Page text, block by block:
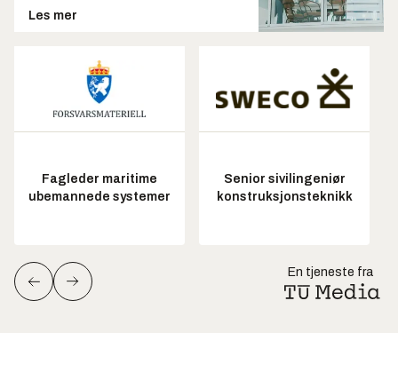
Les mer
Fagleder maritime
ubemannede systemer
Senior sivilingeniør
konstruksjonsteknikk
En tjeneste fra